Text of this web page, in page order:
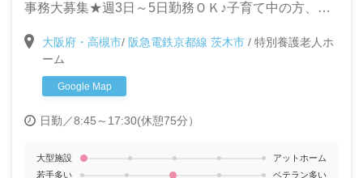
事務大募集★週3日～5日勤務ＯＫ♪子育て中の方、主
大阪府・高槻市/ 阪急電鉄京都線 茨木市 / 特別養護老人ホ
ーム
Google Map
日勤／8:45～17:30(休憩75分）
大型施設
アットホーム
若手多い
ベテラン多い